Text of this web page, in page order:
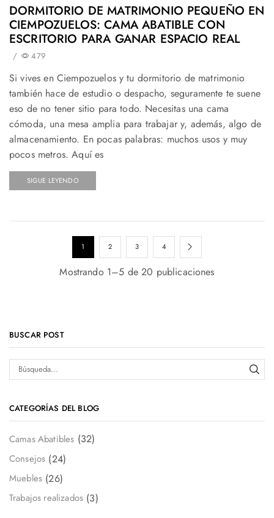
DORMITORIO DE MATRIMONIO PEQUEÑO EN
CIEMPOZUELOS: CAMA ABATIBLE CON
ESCRITORIO PARA GANAR ESPACIO REAL
/ 479
Si vives en Ciempozuelos y tu dormitorio de matrimonio
también hace de estudio o despacho, seguramente te suene
eso de no tener sitio para todo. Necesitas una cama
cómoda, una mesa amplia para trabajar y, además, algo de
almacenamiento. En pocas palabras: muchos usos y muy
pocos metros. Aquí es
SIGUE LEYENDO
Mostrando 1–5 de 20 publicaciones
1 2 3 4
BUSCAR POST
CATEGORÍAS DEL BLOG
Camas Abatibles (32)
Consejos (24)
Muebles (26)
Trabajos realizados (3)